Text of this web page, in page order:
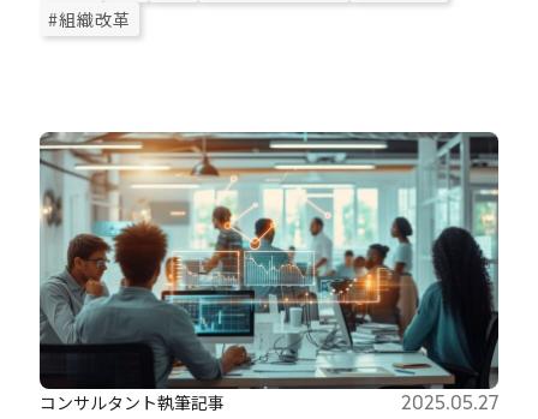
#組織改革
コンサルタント執筆記事 2025.05.27